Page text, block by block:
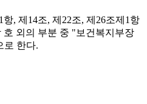
, 제14조, 제22조, 제26조제1항
호 외의 부분 중 "보건복지부장
로 한다.